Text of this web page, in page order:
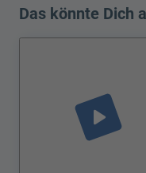
Das könnte Dich
play_arrow